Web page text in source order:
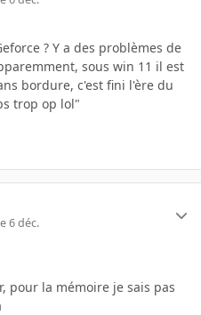
? Y a des problèmes de
sous win 11 il est
bordure, c'est fini l'ère du
trop op lol"
6 déc.
pour la mémoire je sais pas